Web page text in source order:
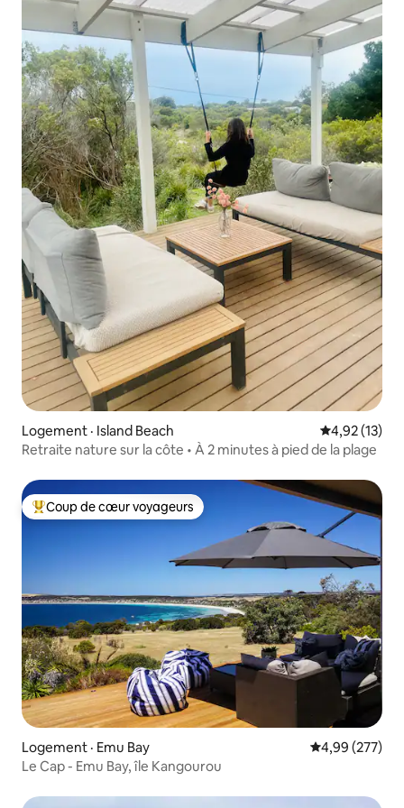
Logement · Island Beach Note
4,92 (13)
Retraite nature sur la côte • À 2 minutes à pied de la plage
Coup de cœur voyageurs parmi les plus aimés
Coup de cœur voyageurs
Logement · Emu Bay Note
4,99 (277)
Le Cap - Emu Bay, île Kangourou